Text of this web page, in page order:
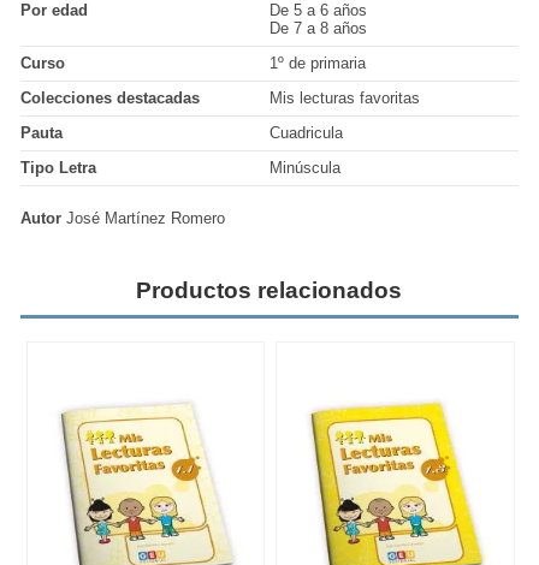
Por edad
De 5 a 6 años
De 7 a 8 años
Curso
1º de primaria
Colecciones destacadas
Mis lecturas favoritas
Pauta
Cuadricula
Tipo Letra
Minúscula
Autor José Martínez Romero
Productos relacionados